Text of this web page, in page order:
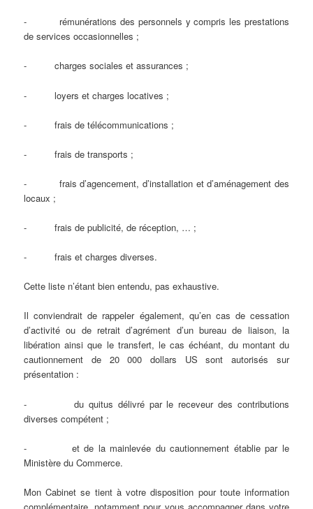
- rémunérations des personnels y compris les prestations
de services occasionnelles ;
- charges sociales et assurances ;
- loyers et charges locatives ;
- frais de télécommunications ;
- frais de transports ;
- frais d’agencement, d’installation et d’aménagement des
locaux ;
- frais de publicité, de réception, … ;
- frais et charges diverses.
Cette liste n’étant bien entendu, pas exhaustive.
Il conviendrait de rappeler également, qu’en cas de cessation
d’activité ou de retrait d’agrément d’un bureau de liaison, la
libération ainsi que le transfert, le cas échéant, du montant du
cautionnement de 20 000 dollars US sont autorisés sur
présentation :
- du quitus délivré par le receveur des contributions
diverses compétent ;
- et de la mainlevée du cautionnement établie par le
Ministère du Commerce.
Mon Cabinet se tient à votre disposition pour toute information